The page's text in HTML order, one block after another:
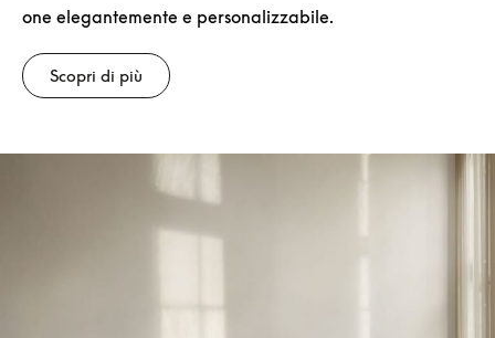
one elegantemente e personalizzabile.
Scopri di più